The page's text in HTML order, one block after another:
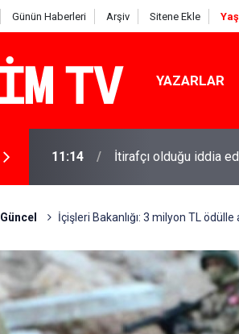
Günün Haberleri Arşiv Sitene Ekle
YAZARLAR
11:10
Yusuf Tekin açıkladı:
Güncel İçişleri Bakanlığı: 3 milyon TL